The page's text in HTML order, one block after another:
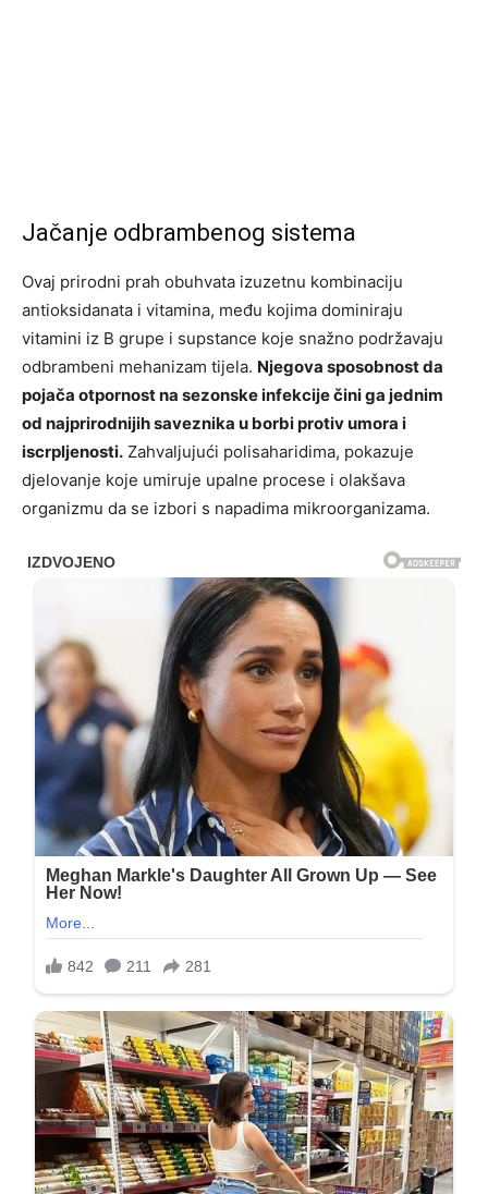
Jačanje odbrambenog sistema
Ovaj prirodni prah obuhvata izuzetnu kombinaciju
antioksidanata i vitamina, među kojima dominiraju
vitamini iz B grupe i supstance koje snažno podržavaju
odbrambeni mehanizam tijela. Njegova sposobnost da
pojača otpornost na sezonske infekcije čini ga jednim
od najprirodnijih saveznika u borbi protiv umora i
iscrpljenosti. Zahvaljujući polisaharidima, pokazuje
djelovanje koje umiruje upalne procese i olakšava
organizmu da se izbori s napadima mikroorganizama.